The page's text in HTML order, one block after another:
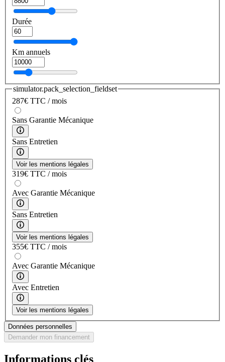
Durée
Km annuels
simulator.pack_selection_fieldset
287€ TTC / mois
Sans Garantie Mécanique
Sans Entretien
Voir les mentions légales
319€ TTC / mois
Avec Garantie Mécanique
Sans Entretien
Voir les mentions légales
355€ TTC / mois
Avec Garantie Mécanique
Avec Entretien
Voir les mentions légales
Données personnelles
Demander mon financement
Informations clés